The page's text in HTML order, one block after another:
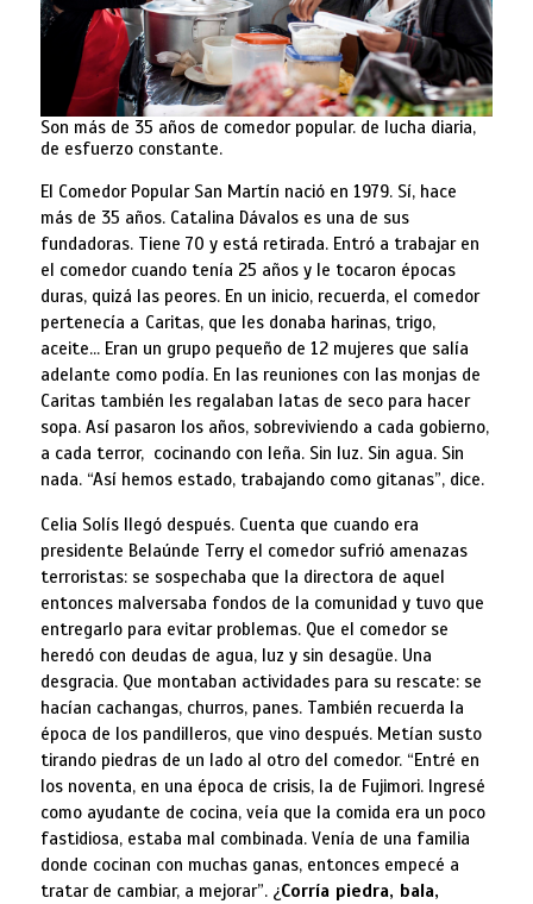
Son más de 35 años de comedor popular. de lucha diaria,
de esfuerzo constante.
El Comedor Popular San Martín nació en 1979. Sí, hace
más de 35 años. Catalina Dávalos es una de sus
fundadoras. Tiene 70 y está retirada. Entró a trabajar en
el comedor cuando tenía 25 años y le tocaron épocas
duras, quizá las peores. En un inicio, recuerda, el comedor
pertenecía a Caritas, que les donaba harinas, trigo,
aceite… Eran un grupo pequeño de 12 mujeres que salía
adelante como podía. En las reuniones con las monjas de
Caritas también les regalaban latas de seco para hacer
sopa. Así pasaron los años, sobreviviendo a cada gobierno,
a cada terror, cocinando con leña. Sin luz. Sin agua. Sin
nada. “Así hemos estado, trabajando como gitanas”, dice.
Celia Solís llegó después. Cuenta que cuando era
presidente Belaúnde Terry el comedor sufrió amenazas
terroristas: se sospechaba que la directora de aquel
entonces malversaba fondos de la comunidad y tuvo que
entregarlo para evitar problemas. Que el comedor se
heredó con deudas de agua, luz y sin desagüe. Una
desgracia. Que montaban actividades para su rescate: se
hacían cachangas, churros, panes. También recuerda la
época de los pandilleros, que vino después. Metían susto
tirando piedras de un lado al otro del comedor. “Entré en
los noventa, en una época de crisis, la de Fujimori. Ingresé
como ayudante de cocina, veía que la comida era un poco
fastidiosa, estaba mal combinada. Venía de una familia
donde cocinan con muchas ganas, entonces empecé a
tratar de cambiar, a mejorar”. ¿Corría piedra, bala,